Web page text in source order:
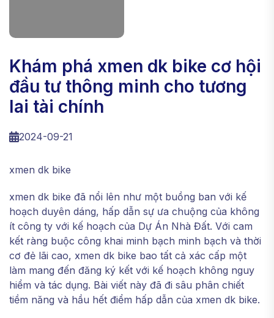
khám phá xmen dk bike cơ hội
đầu tư thông minh cho tương
lai tài chính
2024-09-21
xmen dk bike
xmen dk bike đã nổi lên như một buồng ban với kế
hoạch duyên dáng, hấp dẫn sự ưa chuộng của không
ít công ty với kế hoạch của Dự Án Nhà Đất. Với cam
kết ràng buộc công khai minh bạch minh bạch và thời
cơ đẻ lãi cao, xmen dk bike bao tất cả xác cấp một
làm mang đến đăng ký kết với kế hoạch không nguy
hiểm và tác dụng. Bài viết này đã đi sâu phân chiết
tiềm năng và hầu hết điểm hấp dẫn của xmen dk bike.